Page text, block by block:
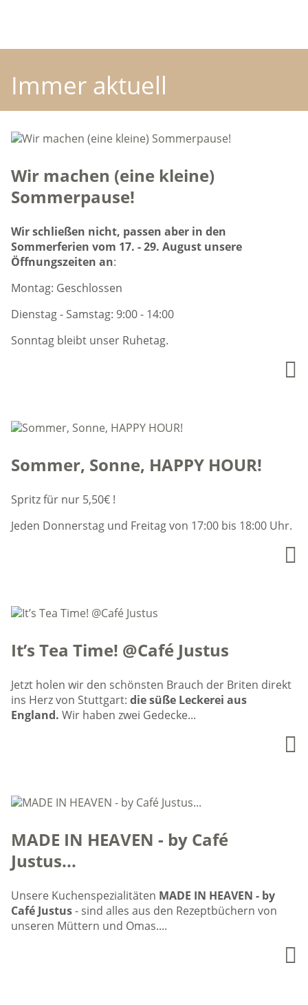
Genuß ist.
Immer aktuell
Wir machen (eine kleine)
Sommerpause!
Wir schließen nicht, passen aber in den
Sommerferien vom 17. - 29. August unsere
Öffnungszeiten an:
Montag: Geschlossen
Dienstag - Samstag: 9:00 - 14:00
Sonntag bleibt unser Ruhetag.
Sommer, Sonne, HAPPY HOUR!
Spritz für nur 5,50€ !
Jeden Donnerstag und Freitag von 17:00 bis 18:00 Uhr.
It’s Tea Time! @Café Justus
Jetzt holen wir den schönsten Brauch der Briten direkt
ins Herz von Stuttgart: die süße Leckerei aus
England. Wir haben zwei Gedecke...
MADE IN HEAVEN - by Café
Justus...
Unsere Kuchenspezialitäten MADE IN HEAVEN - by
Café Justus- sind alles aus den Rezeptbüchern von
unseren Müttern und Omas....